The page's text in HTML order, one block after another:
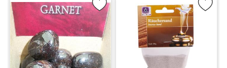
Eye som favorit
Markera Granat - Garnet som favoritMarkera Rökelsesand